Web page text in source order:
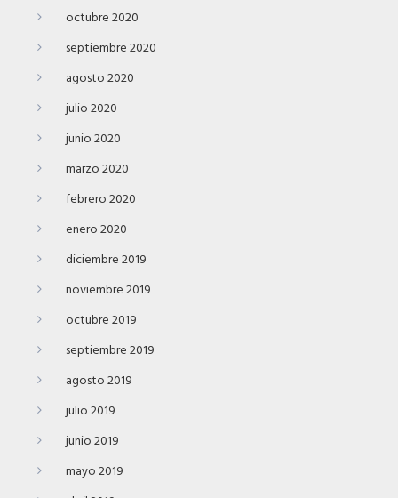
octubre 2020
septiembre 2020
agosto 2020
julio 2020
junio 2020
marzo 2020
febrero 2020
enero 2020
diciembre 2019
noviembre 2019
octubre 2019
septiembre 2019
agosto 2019
julio 2019
junio 2019
mayo 2019